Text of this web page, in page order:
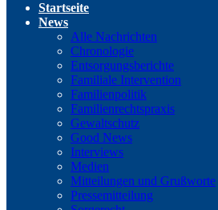
Startseite
News
Alle Nachrichten
Chronologie
Entsorgungsberichte
Familiale Intervention
Familienpolitik
Familienrechtspraxis
Gewaltschutz
Good News
Interviews
Medien
Mitteilungen und Grußworte
Pressemitteilung